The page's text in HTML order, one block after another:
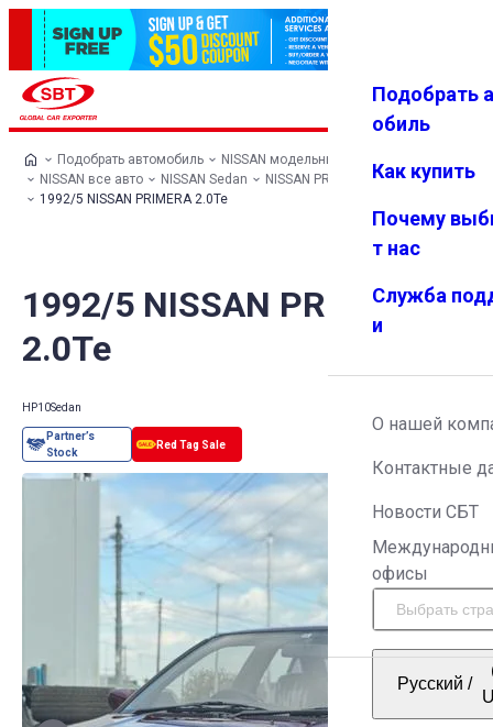
Избранн
Меню
Подобрать
обиль
Как купить
Почему
т нас
Служба
и
О нашей
Контактные
Новости СБТ
офисы
Русский /
Подобрать автомобиль
NISSAN модельный ряд
NISSAN все авто
NISSAN Sedan
NISSAN PRIMERA
1992/5 NISSAN PRIMERA 2.0Te
1992/5 NISSAN PRIMERA
2.0Te
HP10Sedan